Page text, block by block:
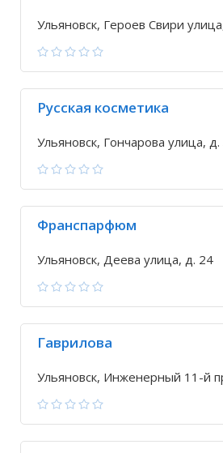
Ульяновск, Героев Свири
Русская косметика
Ульяновск, Гончарова улица, д.
Франспарфюм
Ульяновск, Деева улица, д. 24
Гаврилова
Ульяновск, Инженерный 11-й